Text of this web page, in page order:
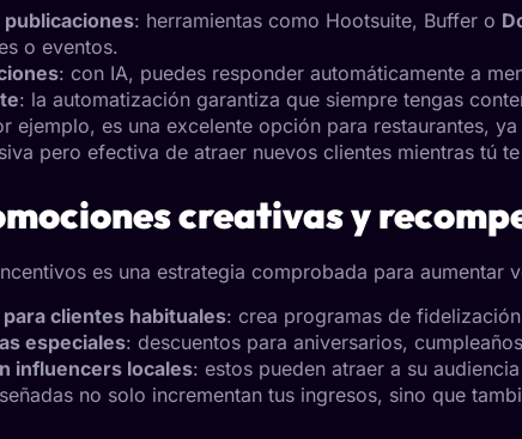
: herramientas como Hootsuite, Buffer o
o eventos.
: con IA, puedes responder automáticamente a
: la automatización garantiza que siempre tengas
ejemplo, es una excelente opción para restaurantes,
pero efectiva de atraer nuevos clientes mientras tú
creativas y
es una estrategia comprobada para aumentar
clientes habituales: crea programas de
especiales: descuentos para aniversarios,
influencers locales: estos pueden atraer a su
no solo incrementan tus ingresos, sino que